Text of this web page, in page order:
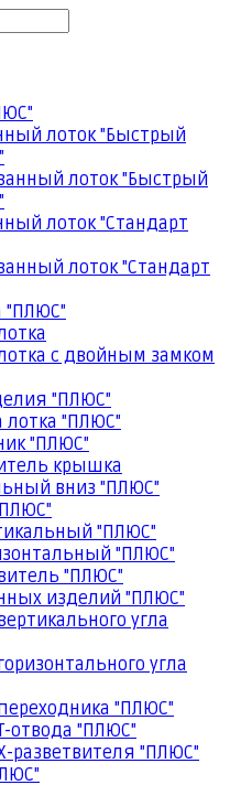
лоток "Быстрый
лоток "Быстрый
лоток "Стандарт
лоток "Стандарт
"ПЛЮС"
с двойным замком
"ПЛЮС"
лотка "ПЛЮС"
"ПЛЮС"
крышка
вниз "ПЛЮС"
"ПЛЮС"
"ПЛЮС"
"ПЛЮС"
изделий "ПЛЮС"
угла
угла
"ПЛЮС"
отвода "ПЛЮС"
разветвителя "ПЛЮС"